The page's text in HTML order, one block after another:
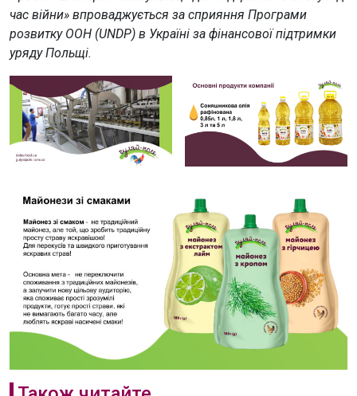
час війни» впроваджується за сприяння Програми
розвитку ООН (UNDP) в Україні за фінансової підтримки
уряду Польщі.